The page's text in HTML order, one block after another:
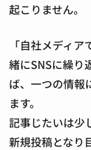
起こりません。
「自社メディ
緒にSNSに繰り
ば、一つの情報
ます。
記事じたいは少
新規投稿となり